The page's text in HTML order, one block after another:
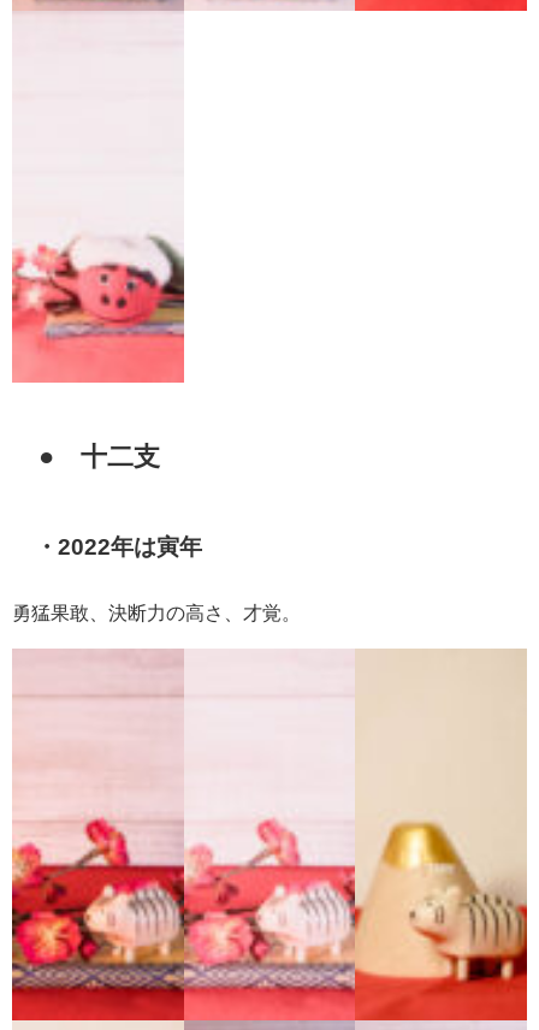
● 十二支
・2022年は寅年
勇猛果敢、決断力の高さ、才覚。